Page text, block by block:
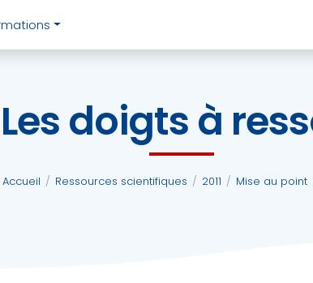
Les doigts à
Accueil / Ressources scientifiques / 2011 / Mise au point